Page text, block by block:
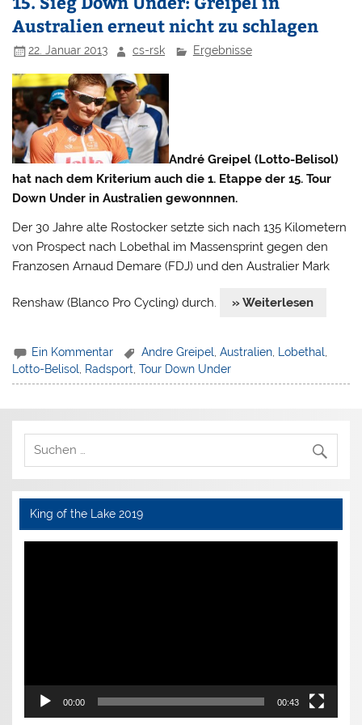
Australien erneut nicht zu schlagen
22. Januar 2013 cs-rsk Ergebnisse
André Greipel (Lotto-Belisol)
hat nach dem Kriterium auch die 1. Etappe der 15. Tour
Down Under in Australien gewonnnen.
Der 30 Jahre alte Rostocker setzte sich nach 135 Kilometern
von Prospect nach Lobethal im Massensprint gegen den
Franzosen Arnaud Demare (FDJ) und den Australier Mark
Renshaw (Blanco Pro Cycling) durch. » Weiterlesen
Ein Kommentar Andre Greipel ,Australien Lobethal
Lotto-Belisol, Radsport,Tour Down Under
King of the Lake 2019
Video-
00:00 00:43